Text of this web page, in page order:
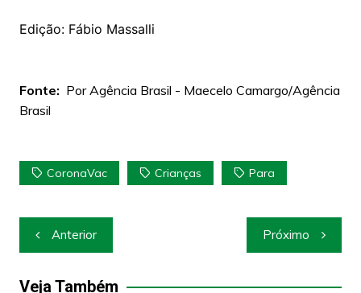
Edição: Fábio Massalli
Fonte: Por Agência Brasil - Maecelo Camargo/Agência
Brasil
CoronaVac Crianças Para
Navegação
de
Post
Anterior Próximo
Veja Também